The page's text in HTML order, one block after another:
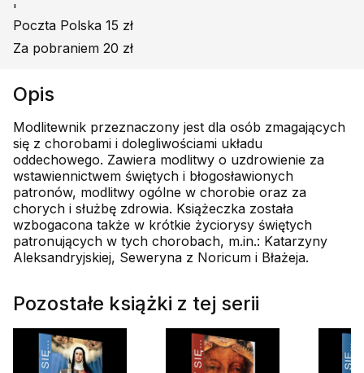
'
Poczta Polska 15 zł
Za pobraniem 20 zł
Opis
Modlitewnik przeznaczony jest dla osób zmagających
się z chorobami i dolegliwościami układu
oddechowego. Zawiera modlitwy o uzdrowienie za
wstawiennictwem świętych i błogosławionych
patronów, modlitwy ogólne w chorobie oraz za
chorych i służbę zdrowia. Książeczka została
wzbogacona także w krótkie życiorysy świętych
patronujących w tych chorobach, m.in.: Katarzyny
Aleksandryjskiej, Seweryna z Noricum i Błażeja.
Pozostałe książki z tej serii